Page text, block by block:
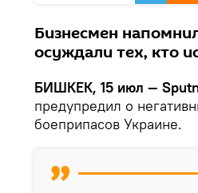
Бизнесмен
осуждали тех, кто
БИШКЕК, 15 июл —
предупредил о
боеприпасов Украине.